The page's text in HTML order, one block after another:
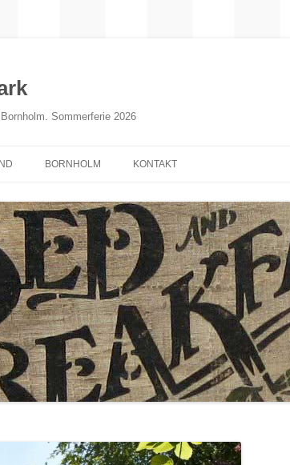
Sommerferie 2026
BORNHOLM KONTAKT